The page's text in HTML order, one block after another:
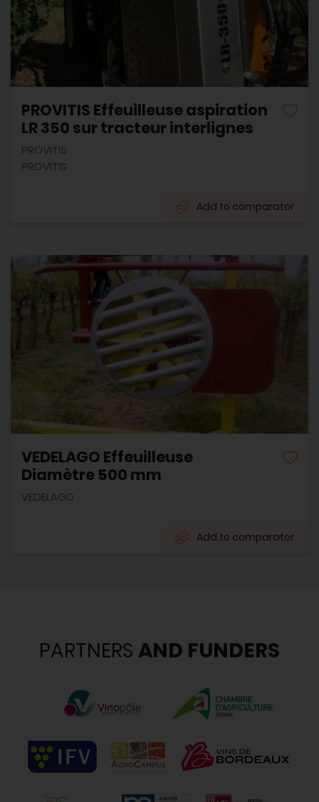
PROVITIS Effeuilleuse aspiration
LR 350 sur tracteur interlignes
PROVITIS
PROVITIS
Add to comparator
VEDELAGO Effeuilleuse
Diamètre 500 mm
VEDELAGO
Add to comparator
PARTNERS AND FUNDERS